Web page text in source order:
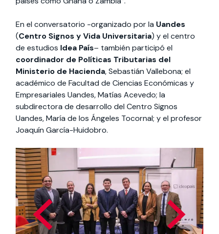
En el conversatorio -organizado por la Uandes
(Centro Signos y Vida Universitaria) y el centro
de estudios Idea País– también participó el
coordinador de Políticas Tributarias del
Ministerio de Hacienda, Sebastián Vallebona; el
académico de Facultad de Ciencias Económicas y
Empresariales Uandes, Matías Acevedo; la
subdirectora de desarrollo del Centro Signos
Uandes, María de los Ángeles Tocornal; y el profesor
Joaquín García-Huidobro.